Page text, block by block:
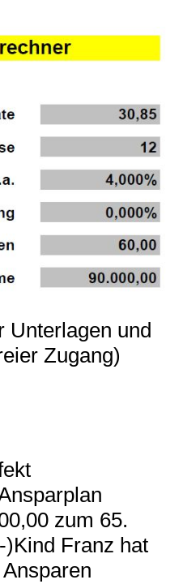
Unterlagen und
Zugang)
zum 65.
Franz hat